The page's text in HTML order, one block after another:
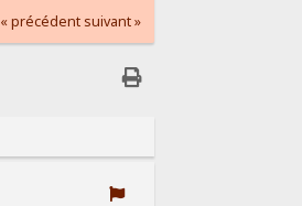
« précédent suivant »